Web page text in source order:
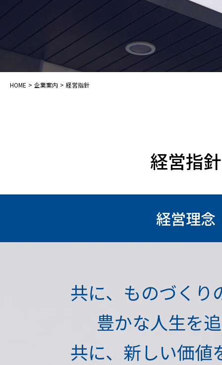
HOME > 企業案内 > 経営指針
経営指針
経営理念
共に、ものづくり
豊かな人生を
共に、新しい価値